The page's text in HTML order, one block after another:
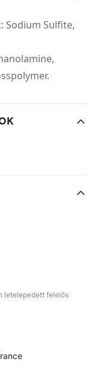
Sodium Sulfite,
letelepedett felelős